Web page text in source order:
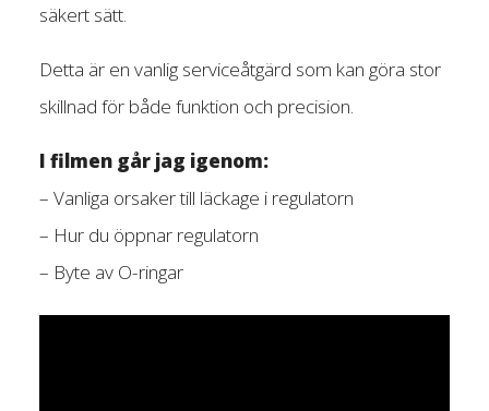
säkert sätt.
Detta är en vanlig serviceåtgärd som kan göra stor
skillnad för både funktion och precision.
I filmen går jag igenom:
– Vanliga orsaker till läckage i regulatorn
– Hur du öppnar regulatorn
– Byte av O-ringar